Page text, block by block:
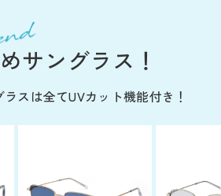
サングラス！
スは全てUVカット機能付き！